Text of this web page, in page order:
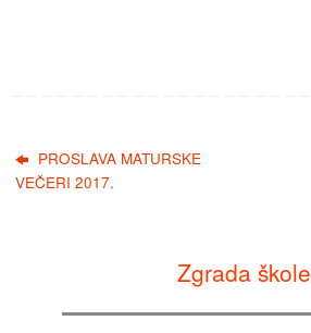
PROSLAVA MATURSKE
VEČERI 2017.
Zgrada škole